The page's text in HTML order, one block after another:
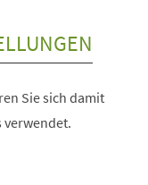
Sie sich damit
verwendet.